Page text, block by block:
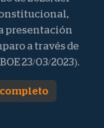
presentación
a través de
23/03/2023).